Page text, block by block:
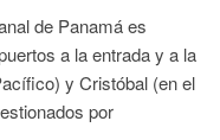
de Panamá es
a la entrada y a la
y Cristóbal (en el
por